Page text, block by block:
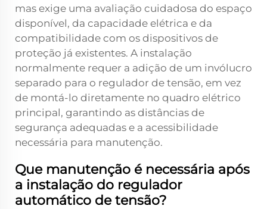
mas exige uma avaliação cuidadosa do espaço
disponível, da capacidade elétrica e da
compatibilidade com os dispositivos de
proteção já existentes. A instalação
normalmente requer a adição de um invólucro
separado para o regulador de tensão, em vez
de montá-lo diretamente no quadro elétrico
principal, garantindo as distâncias de
segurança adequadas e a acessibilidade
necessária para manutenção.
Que manutenção é necessária após
a instalação do regulador
automático de tensão?